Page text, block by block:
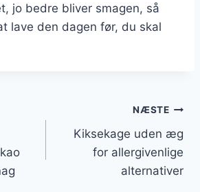
jo bedre bliver smagen, så
lave den dagen før, du skal
NÆSTE
Kiksekage uden æg
for allergivenlige
alternativer